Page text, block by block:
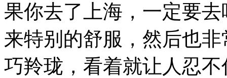
果你去了上海，一定要
来特别的舒服，然后也
巧羚珑，看着就让人忍